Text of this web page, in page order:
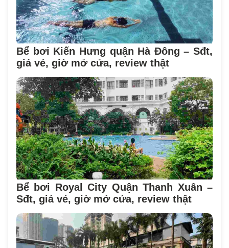
Bể bơi Kiến Hưng quận Hà Đông – Sđt,
giá vé, giờ mở cửa, review thật
Bể bơi Royal City Quận Thanh Xuân –
Sđt, giá vé, giờ mở cửa, review thật